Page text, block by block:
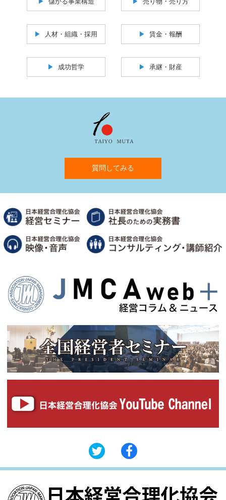
人材・組織・採用 賃金・報酬
成功哲学 承継・財産
質問してみる